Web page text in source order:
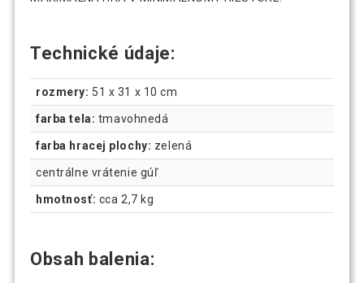
Technické údaje:
rozmery: 51 x 31 x 10 cm
farba tela: tmavohnedá
farba hracej plochy: zelená
centrálne vrátenie gúľ
hmotnosť: cca 2,7 kg
Obsah balenia: